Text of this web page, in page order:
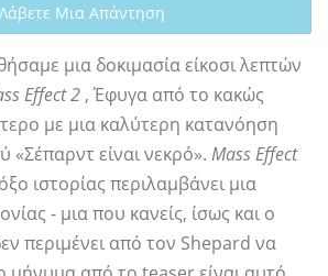
Λάβετε Μια Απάντηση
μια δοκιμασία είκοσι λεπτών
Effect 2 , Έφυγα από το κακώς
με μια καλύτερη κατανόηση
«Σέπαρντ είναι νεκρό». Mass Effect
ιστορίας περιλαμβάνει μια
- μια που κανείς, ίσως και ο
περιμένει από τον Shepard να